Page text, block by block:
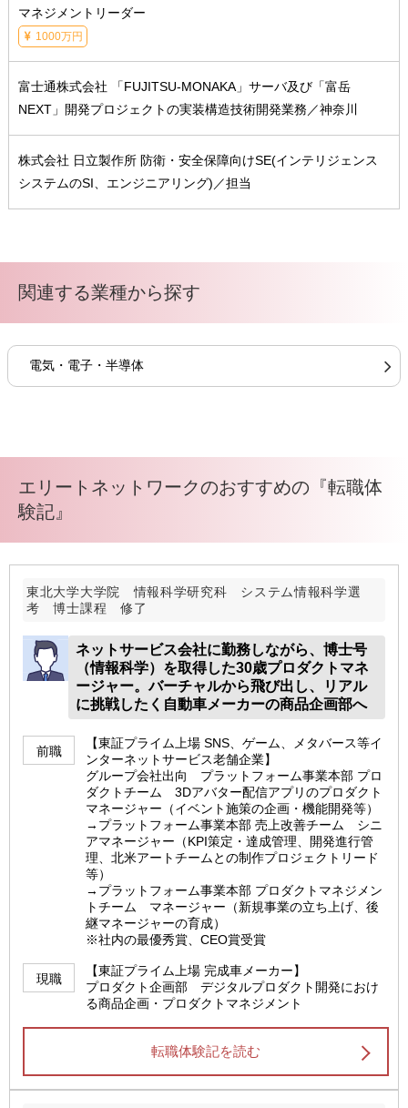
マネジメントリーダー
1000万円
富士通株式会社 「FUJITSU-MONAKA」サーバ及び「富岳
NEXT」開発プロジェクトの実装構造技術開発業務／神奈川
株式会社 日立製作所 防衛・安全保障向けSE(インテリジェンス
システムのSI、エンジニアリング)／担当
関連する業種から探す
電気・電子・半導体
エリートネットワークのおすすめの『転職体
験記』
東北大学大学院 情報科学研究科 システム情報科学選
考 博士課程 修了
ネットサービス会社に勤務しながら、博士号
（情報科学）を取得した30歳プロダクトマネ
ージャー。バーチャルから飛び出し、リアル
に挑戦したく自動車メーカーの商品企画部へ
前職
【東証プライム上場 SNS、ゲーム、メタバース等イ
ンターネットサービス老舗企業】
グループ会社出向 プラットフォーム事業本部 プロ
ダクトチーム 3Dアバター配信アプリのプロダクト
マネージャー（イベント施策の企画・機能開発等）
→プラットフォーム事業本部 売上改善チーム シニ
アマネージャー（KPI策定・達成管理、開発進行管
理、北米アートチームとの制作プロジェクトリード
等）
→プラットフォーム事業本部 プロダクトマネジメン
トチーム マネージャー（新規事業の立ち上げ、後
継マネージャーの育成）
※社内の最優秀賞、CEO賞受賞
現職
【東証プライム上場 完成車メーカー】
プロダクト企画部 デジタルプロダクト開発におけ
る商品企画・プロダクトマネジメント
転職体験記を読む